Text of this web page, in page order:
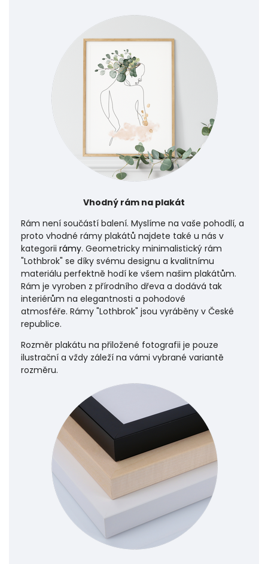
Vhodný rám na plakát
Rám není součástí balení. Myslíme na vaše pohodlí, a
proto vhodné rámy plakátů najdete také u nás v
kategorii rámy. Geometricky minimalistický rám
"Lothbrok" se díky svému designu a kvalitnímu
materiálu perfektně hodí ke všem našim plakátům.
Rám je vyroben z přírodního dřeva a dodává tak
interiérům na elegantnosti a pohodové
atmosféře. Rámy "Lothbrok" jsou vyráběny v České
republice.
Rozměr plakátu na přiložené fotografii je pouze
ilustrační a vždy záleží na vámi vybrané variantě
rozměru.